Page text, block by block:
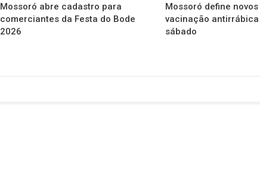
Mossoró abre cadastro para
comerciantes da Festa do Bode
2026
Mossoró define
vacinação
sábado